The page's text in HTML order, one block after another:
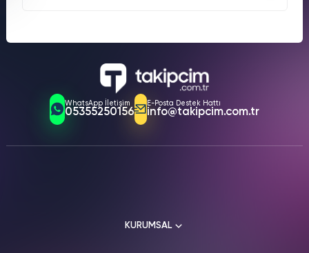
keşfedilmesini zorlaştırıyor ve hesabınızın büyümesini
gönderilerinize gerçek Türk kullanıcılar tarafından yapılan
kaydetmelerle etkileşimi artırıyor. Böylece, Instagram
algoritması içeriğinizi daha değerli görüyor ve daha geniş
kitlelere ulaştırıyor. Hemen bir paket seçerek bu sorunu
çözmek için ilk adımı atın!
WhatsApp İletişim
05355250156
E-Posta Destek Hattı
info@takipcim.com.tr
KURUMSAL